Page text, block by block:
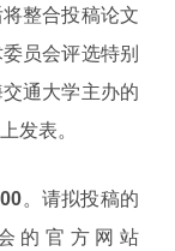
整合投稿论文
员会评选特别
通大学主办的
发表。
。请拟投稿的
的官方网站